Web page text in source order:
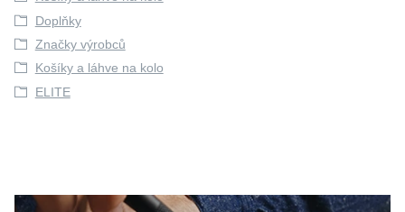
Doplňky
Značky výrobců
Košíky a láhve na kolo
ELITE